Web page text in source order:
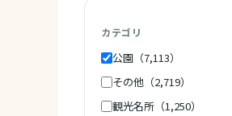
カテゴリ
公園（7,113）
その他（2,719）
観光名所（1,250）